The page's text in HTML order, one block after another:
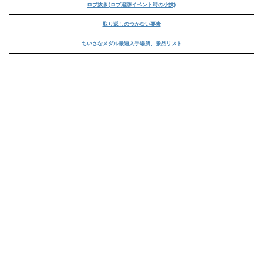
ロブ抜き(ロブ追跡イベント時の小技)
取り返しのつかない要素
ちいさなメダル最速入手場所、景品リスト